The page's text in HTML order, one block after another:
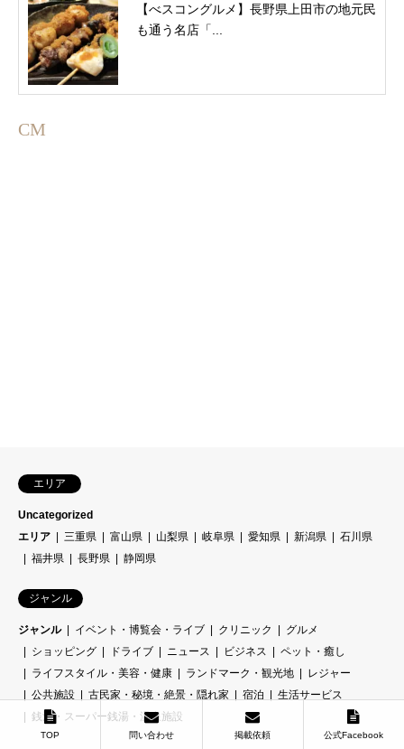
【べスコングルメ】長野県上田市の地元民
も通う名店「...
CM
エリア
Uncategorized
エリア
三重県 富山県 山梨県 岐阜県 愛知県 新潟県
石川県
福井県
長野県 静岡県
ジャンル
ジャンル イベント・博覧会・ライブ クリニック
グルメ
ショッピング
ドライブ ニュース ビジネス
ペット・癒し
ライフスタイル・美容・健康
ランドマーク・観光地
レジャー
公共施設
古民家・秘境・絶景・隠れ家 宿泊
生活サービス
銭湯・スーパー銭湯・温泉施設
TOP 問い合わせ 掲載依頼 公式Facebook